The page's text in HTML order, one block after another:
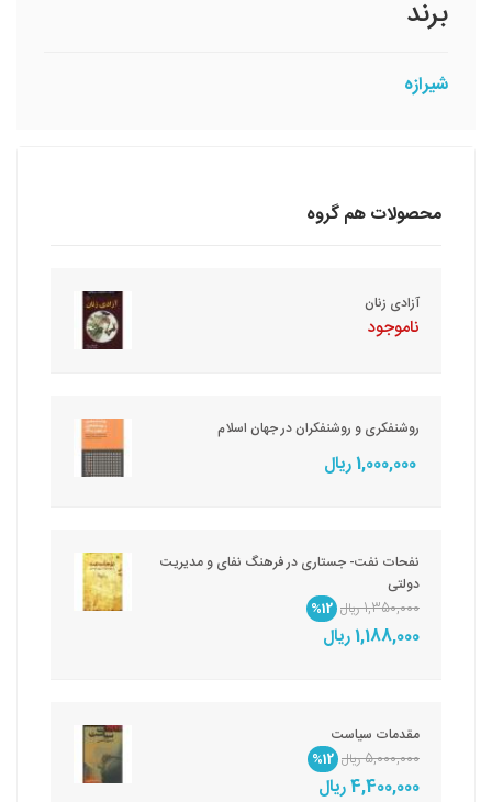
برند
شيرازه
محصولات هم گروه
آزادی‏ زنان‏
ناموجود
روشنفکری و روشنفکران در جهان اسلام
1,000,000 ریال
نفحات نفت- جستاری در فرهنگ نفای و مدیریت
دولتی
1,350,000 ریال
%12
1,188,000 ریال
مقدمات‏ سیاست‏
5,000,000 ریال
%12
4,400,000 ریال